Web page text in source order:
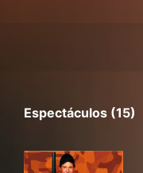
Espectáculos (15)